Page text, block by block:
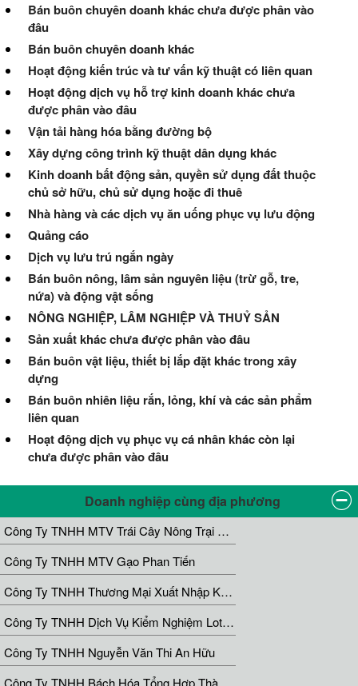
Bán buôn chuyên doanh khác chưa được phân vào
đâu
Bán buôn chuyên doanh khác
Hoạt động kiến trúc và tư vấn kỹ thuật có liên quan
Hoạt động dịch vụ hỗ trợ kinh doanh khác chưa
được phân vào đâu
Vận tải hàng hóa bằng đường bộ
Xây dựng công trình kỹ thuật dân dụng khác
Kinh doanh bất động sản, quyền sử dụng đất thuộc
chủ sở hữu, chủ sử dụng hoặc đi thuê
Nhà hàng và các dịch vụ ăn uống phục vụ lưu động
Quảng cáo
Dịch vụ lưu trú ngắn ngày
Bán buôn nông, lâm sản nguyên liệu (trừ gỗ, tre,
nứa) và động vật sống
NÔNG NGHIỆP, LÂM NGHIỆP VÀ THUỶ SẢN
Sản xuất khác chưa được phân vào đâu
Bán buôn vật liệu, thiết bị lắp đặt khác trong xây
dựng
Bán buôn nhiên liệu rắn, lỏng, khí và các sản phẩm
liên quan
Hoạt động dịch vụ phục vụ cá nhân khác còn lại
chưa được phân vào đâu
Doanh nghiệp cùng địa phương
Công Ty TNHH MTV Trái Cây Nông Trại Xanh
Công Ty TNHH MTV Gạo Phan Tiến
Công Ty TNHH Thương Mại Xuất Nhập Khẩu Hoa Quả Tươi A Vỹ
Công Ty TNHH Dịch Vụ Kiểm Nghiệm Lotus Đồng Tháp
Công Ty TNHH Nguyễn Văn Thi An Hữu